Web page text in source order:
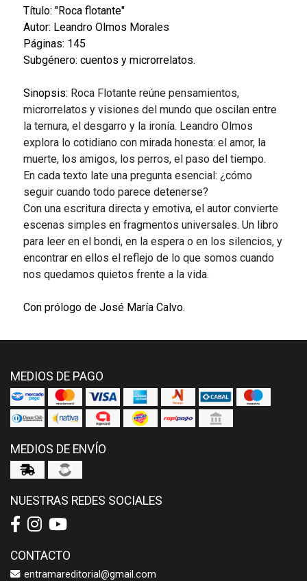
Título: "Roca flotante"
Autor: Leandro Olmos Morales
Páginas: 145
Subgénero: cuentos y microrrelatos.
Sinopsis: Roca Flotante reúne pensamientos,
microrrelatos y visiones del mundo que oscilan entre
la ternura, el desgarro y la ironía. Leandro Olmos
explora lo cotidiano con mirada honesta: el amor, la
muerte, los amigos, los perros, el paso del tiempo.
En cada texto late una pregunta esencial: ¿cómo
seguir cuando todo parece detenerse?
Con una escritura directa y emotiva, el autor convierte
escenas simples en fragmentos universales. Un libro
para leer en el bondi, en la espera o en los silencios, y
encontrar en ellos el reflejo de lo que somos cuando
nos quedamos quietos frente a la vida.
Con prólogo de José María Calvo.
MEDIOS DE PAGO
MEDIOS DE ENVÍO
NUESTRAS REDES SOCIALES
CONTACTO
entramareditorial@gmail.com